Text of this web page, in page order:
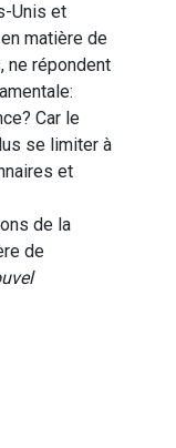
Unis et
matière de
ne répondent
Car le
se limiter à
et
de la
de